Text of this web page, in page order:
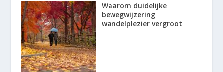
Waarom duidelijke
bewegwijzering
wandelplezier vergroot